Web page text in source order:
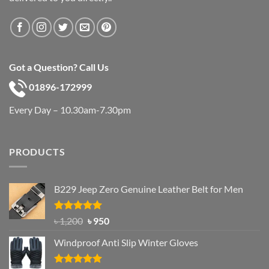
Got a Question? Call Us
01896-172999
Every Day – 10.30am-7.30pm
PRODUCTS
B229 Jeep Zero Genuine Leather Belt for Men
Rated4.92
out of 5
৳1,200 Original
was:
৳ 1,200.
৳950Current
is:
Windproof Anti Slip Winter Gloves